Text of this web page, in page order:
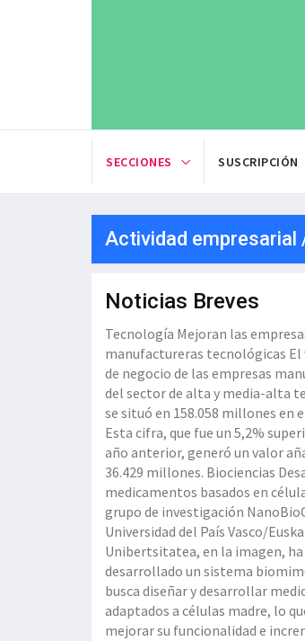
SECCIONES SUSCRIPCIÓN
Actividad empresarial
Noticias Breves
Tecnología Mejoran las
manufactureras tecnológicas El
de negocio de las empresas
del sector de alta y media-alta
se situó en 158.058 millones en
Esta cifra, que fue un 5,2%
año anterior, generó un valor
36.429 millones. Biociencias
medicamentos basados en
grupo de investigación
Universidad del País Vasco/
Unibertsitatea, en la imagen, ha
desarrollado un sistema
busca diseñar y desarrollar
adaptados a células madre, lo
mejorar su funcionalidad e